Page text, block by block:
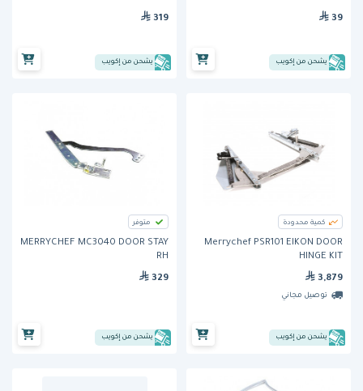
39
يشحن من إكويب
319
يشحن من إكويب
كمية محدودة
Merrychef PSR101 EIKON DOOR
HINGE KIT
3,879
توصيل مجاني
يشحن من إكويب
متوفر
MERRYCHEF MC3040 DOOR STAY
RH
329
يشحن من إكويب